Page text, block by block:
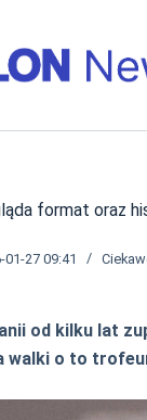
format oraz
01-27 09:41
od kilku lat
walki o to